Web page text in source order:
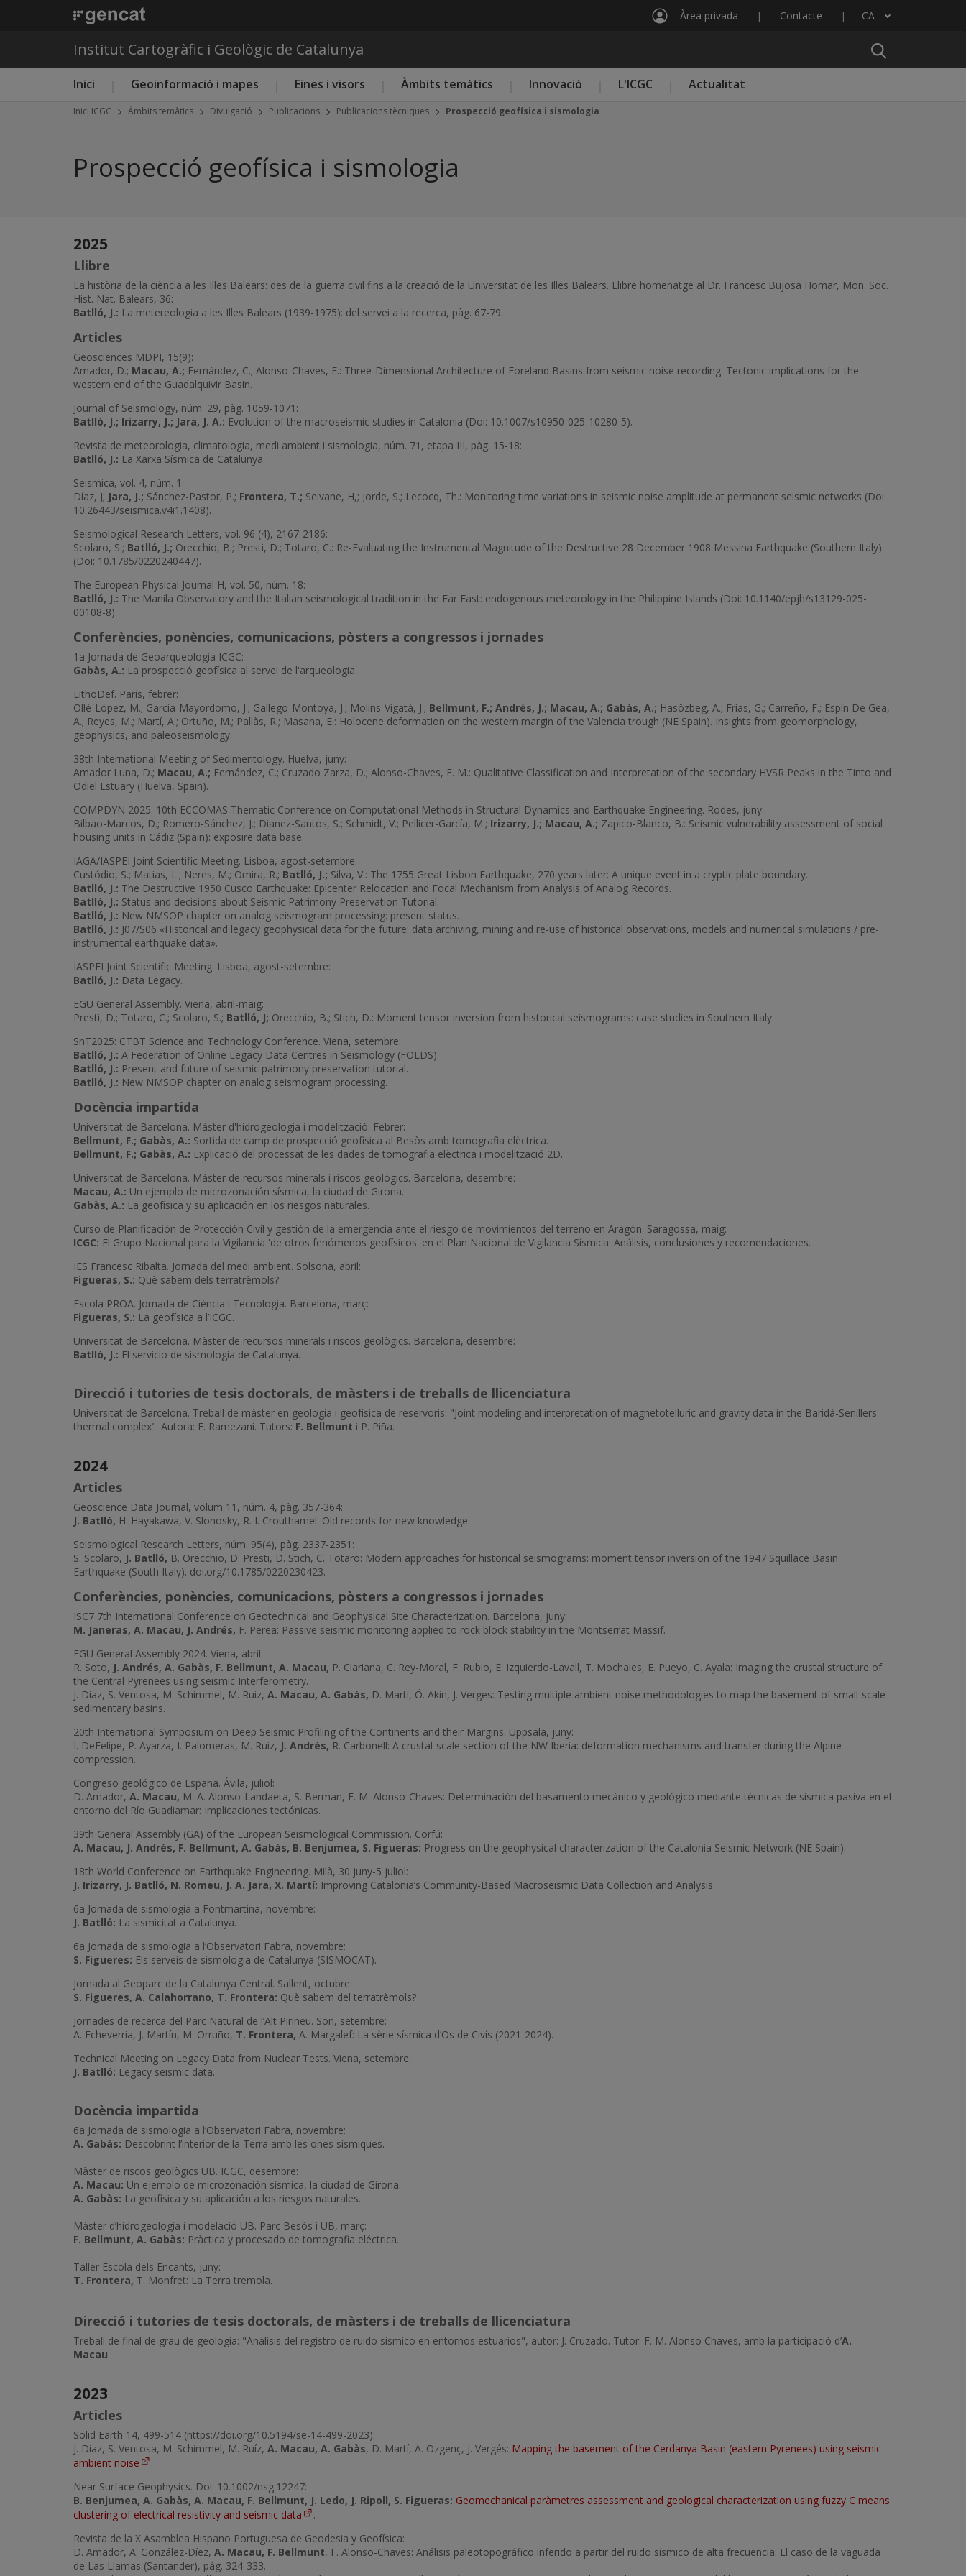
Àrea privada Contacte CA
Llista les accions addicionals
Institut Cartogràfic i Geològic de Catalunya
Menú principal ICGC
Inici Geoinformació i mapes Eines i visors Àmbits temàtics Innovació L'ICGC Actualitat
Inici ICGC Àmbits temàtics Divulgació Publicacions Publicacions tècniques Prospecció geofísica i sismologia
Prospecció geofísica i sismologia
2025
Llibre
La història de la ciència a les Illes Balears: des de la guerra civil fins a la creació de la Universitat de les Illes Balears. Llibre homenatge al Dr. Francesc Bujosa Homar, Mon. Soc.
Hist. Nat. Balears, 36:
Batlló, J.: La metereologia a les Illes Balears (1939-1975): del servei a la recerca, pàg. 67-79.
Articles
Geosciences MDPI, 15(9):
Amador, D.; Macau, A.; Fernández, C.; Alonso-Chaves, F.: Three-Dimensional Architecture of Foreland Basins from seismic noise recording: Tectonic implications for the
western end of the Guadalquivir Basin.
Journal of Seismology, núm. 29, pàg. 1059-1071:
Batlló, J.; Irizarry, J.; Jara, J. A.: Evolution of the macroseismic studies in Catalonia (Doi: 10.1007/s10950-025-10280-5).
Revista de meteorologia, climatologia, medi ambient i sismologia, núm. 71, etapa III, pàg. 15-18:
Batlló, J.: La Xarxa Sísmica de Catalunya.
Seismica, vol. 4, núm. 1:
Díaz, J; Jara, J.; Sánchez-Pastor, P.; Frontera, T.; Seivane, H,; Jorde, S.; Lecocq, Th.: Monitoring time variations in seismic noise amplitude at permanent seismic networks (Doi:
10.26443/seismica.v4i1.1408).
Seismological Research Letters, vol. 96 (4), 2167-2186:
Scolaro, S.; Batlló, J.; Orecchio, B.; Presti, D.; Totaro, C.: Re-Evaluating the Instrumental Magnitude of the Destructive 28 December 1908 Messina Earthquake (Southern Italy)
(Doi: 10.1785/0220240447).
The European Physical Journal H, vol. 50, núm. 18:
Batlló, J.: The Manila Observatory and the Italian seismological tradition in the Far East: endogenous meteorology in the Philippine Islands (Doi: 10.1140/epjh/s13129-025-
00108-8).
Conferències, ponències, comunicacions, pòsters a congressos i jornades
1a Jornada de Geoarqueologia ICGC:
Gabàs, A.: La prospecció geofísica al servei de l'arqueologia.
LithoDef. París, febrer:
Ollé-López, M.; García-Mayordomo, J.; Gallego-Montoya, J.; Molins-Vigatà, J.; Bellmunt, F.; Andrés, J.; Macau, A.; Gabàs, A.; Hasözbeg, A.; Frías, G.; Carreño, F.; Espín De Gea,
A.; Reyes, M.; Martí, A.; Ortuño, M.; Pallàs, R.; Masana, E.: Holocene deformation on the western margin of the Valencia trough (NE Spain). Insights from geomorphology,
geophysics, and paleoseismology.
38th International Meeting of Sedimentology. Huelva, juny:
Amador Luna, D.; Macau, A.; Fernández, C.; Cruzado Zarza, D.; Alonso-Chaves, F. M.: Qualitative Classification and Interpretation of the secondary HVSR Peaks in the Tinto and
Odiel Estuary (Huelva, Spain).
COMPDYN 2025. 10th ECCOMAS Thematic Conference on Computational Methods in Structural Dynamics and Earthquake Engineering. Rodes, juny:
Bilbao-Marcos, D.; Romero-Sánchez, J.; Dianez-Santos, S.; Schmidt, V.; Pellicer-García, M.; Irizarry, J.; Macau, A.; Zapico-Blanco, B.: Seismic vulnerability assessment of social
housing units in Cádiz (Spain): exposire data base.
IAGA/IASPEI Joint Scientific Meeting. Lisboa, agost-setembre:
Custódio, S.; Matias, L.; Neres, M.; Omira, R.; Batlló, J.; Silva, V.: The 1755 Great Lisbon Earthquake, 270 years later: A unique event in a cryptic plate boundary.
Batlló, J.: The Destructive 1950 Cusco Earthquake: Epicenter Relocation and Focal Mechanism from Analysis of Analog Records.
Batlló, J.: Status and decisions about Seismic Patrimony Preservation Tutorial.
Batlló, J.: New NMSOP chapter on analog seismogram processing: present status.
Batlló, J.: J07/S06 «Historical and legacy geophysical data for the future: data archiving, mining and re-use of historical observations, models and numerical simulations / pre-
instrumental earthquake data».
IASPEI Joint Scientific Meeting. Lisboa, agost-setembre:
Batlló, J.: Data Legacy.
EGU General Assembly. Viena, abril-maig:
Presti, D.; Totaro, C.; Scolaro, S.; Batlló, J; Orecchio, B.; Stich, D.: Moment tensor inversion from historical seismograms: case studies in Southern Italy.
SnT2025: CTBT Science and Technology Conference. Viena, setembre:
Batlló, J.: A Federation of Online Legacy Data Centres in Seismology (FOLDS).
Batlló, J.: Present and future of seismic patrimony preservation tutorial.
Batlló, J.: New NMSOP chapter on analog seismogram processing.
Docència impartida
Universitat de Barcelona. Màster d'hidrogeologia i modelització. Febrer:
Bellmunt, F.; Gabàs, A.: Sortida de camp de prospecció geofísica al Besòs amb tomografia elèctrica.
Bellmunt, F.; Gabàs, A.: Explicació del processat de les dades de tomografia elèctrica i modelització 2D.
Universitat de Barcelona. Màster de recursos minerals i riscos geològics. Barcelona, desembre:
Macau, A.: Un ejemplo de microzonación sísmica, la ciudad de Girona.
Gabàs, A.: La geofísica y su aplicación en los riesgos naturales.
Curso de Planificación de Protección Civil y gestión de la emergencia ante el riesgo de movimientos del terreno en Aragón. Saragossa, maig:
ICGC: El Grupo Nacional para la Vigilancia 'de otros fenómenos geofísicos' en el Plan Nacional de Vigilancia Sísmica. Análisis, conclusiones y recomendaciones.
IES Francesc Ribalta. Jornada del medi ambient. Solsona, abril:
Figueras, S.: Què sabem dels terratrèmols?
Escola PROA. Jornada de Ciència i Tecnologia. Barcelona, març:
Figueras, S.: La geofísica a l’ICGC.
Universitat de Barcelona. Màster de recursos minerals i riscos geològics. Barcelona, desembre:
Batlló, J.: El servicio de sismologia de Catalunya.
Direcció i tutories de tesis doctorals, de màsters i de treballs de llicenciatura
Universitat de Barcelona. Treball de màster en geologia i geofísica de reservoris: "Joint modeling and interpretation of magnetotelluric and gravity data in the Baridà-Senillers
thermal complex". Autora: F. Ramezani. Tutors: F. Bellmunt i P. Piña.
2024
Articles
Geoscience Data Journal, volum 11, núm. 4, pàg. 357-364:
J. Batlló, H. Hayakawa, V. Slonosky, R. I. Crouthamel: Old records for new knowledge.
Seismological Research Letters, núm. 95(4), pàg. 2337-2351:
S. Scolaro, J. Batlló, B. Orecchio, D. Presti, D. Stich, C. Totaro: Modern approaches for historical seismograms: moment tensor inversion of the 1947 Squillace Basin
Earthquake (South Italy). doi.org/10.1785/0220230423.
Conferències, ponències, comunicacions, pòsters a congressos i jornades
ISC7 7th International Conference on Geotechnical and Geophysical Site Characterization. Barcelona, juny:
M. Janeras, A. Macau, J. Andrés, F. Perea: Passive seismic monitoring applied to rock block stability in the Montserrat Massif.
EGU General Assembly 2024. Viena, abril:
R. Soto, J. Andrés, A. Gabàs, F. Bellmunt, A. Macau, P. Clariana, C. Rey-Moral, F. Rubio, E. Izquierdo-Lavall, T. Mochales, E. Pueyo, C. Ayala: Imaging the crustal structure of
the Central Pyrenees using seismic Interferometry.
J. Diaz, S. Ventosa, M. Schimmel, M. Ruiz, A. Macau, A. Gabàs, D. Martí, Ö. Akin, J. Verges: Testing multiple ambient noise methodologies to map the basement of small-scale
sedimentary basins.
20th International Symposium on Deep Seismic Profiling of the Continents and their Margins. Uppsala, juny:
I. DeFelipe, P. Ayarza, I. Palomeras, M. Ruiz, J. Andrés, R. Carbonell: A crustal-scale section of the NW Iberia: deformation mechanisms and transfer during the Alpine
compression.
Congreso geológico de España. Ávila, juliol:
D. Amador, A. Macau, M. A. Alonso-Landaeta, S. Berman, F. M. Alonso-Chaves: Determinación del basamento mecánico y geológico mediante técnicas de sísmica pasiva en el
entorno del Río Guadiamar: Implicaciones tectónicas.
39th General Assembly (GA) of the European Seismological Commission. Corfú:
A. Macau, J. Andrés, F. Bellmunt, A. Gabàs, B. Benjumea, S. Figueras: Progress on the geophysical characterization of the Catalonia Seismic Network (NE Spain).
18th World Conference on Earthquake Engineering. Milà, 30 juny-5 juliol:
J. Irizarry, J. Batlló, N. Romeu, J. A. Jara, X. Martí: Improving Catalonia’s Community-Based Macroseismic Data Collection and Analysis.
6a Jornada de sismologia a Fontmartina, novembre:
J. Batlló: La sismicitat a Catalunya.
6a Jornada de sismologia a l’Observatori Fabra, novembre:
S. Figueres: Els serveis de sismologia de Catalunya (SISMOCAT).
Jornada al Geoparc de la Catalunya Central. Sallent, octubre:
S. Figueres, A. Calahorrano, T. Frontera: Què sabem del terratrèmols?
Jornades de recerca del Parc Natural de l’Alt Pirineu. Son, setembre:
A. Echeverria, J. Martín, M. Orruño, T. Frontera, A. Margalef: La sèrie sísmica d’Os de Civís (2021-2024).
Technical Meeting on Legacy Data from Nuclear Tests. Viena, setembre:
J. Batlló: Legacy seismic data.
Docència impartida
6a Jornada de sismologia a l’Observatori Fabra, novembre:
A. Gabàs: Descobrint l’interior de la Terra amb les ones sísmiques.
Màster de riscos geològics UB. ICGC, desembre:
A. Macau: Un ejemplo de microzonación sísmica, la ciudad de Girona.
A. Gabàs: La geofísica y su aplicación a los riesgos naturales.
Màster d’hidrogeologia i modelació UB. Parc Besòs i UB, març:
F. Bellmunt, A. Gabàs: Pràctica y procesado de tomografia eléctrica.
Taller Escola dels Encants, juny:
T. Frontera, T. Monfret: La Terra tremola.
Direcció i tutories de tesis doctorals, de màsters i de treballs de llicenciatura
Treball de final de grau de geologia: "Análisis del registro de ruido sísmico en entornos estuarios", autor: J. Cruzado. Tutor: F. M. Alonso Chaves, amb la participació d’A.
Macau.
2023
Articles
Solid Earth 14, 499-514 (https://doi.org/10.5194/se-14-499-2023):
J. Diaz, S. Ventosa, M. Schimmel, M. Ruíz, A. Macau, A. Gabàs, D. Martí, A. Ozgenç, J. Vergés: Mapping the basement of the Cerdanya Basin (eastern Pyrenees) using seismic
ambient noise
.
Near Surface Geophysics. Doi: 10.1002/nsg.12247:
B. Benjumea, A. Gabàs, A. Macau, F. Bellmunt, J. Ledo, J. Ripoll, S. Figueras: Geomechanical paràmetres assessment and geological characterization using fuzzy C means
clustering of electrical resistivity and seismic data
.
Revista de la X Asamblea Hispano Portuguesa de Geodesia y Geofísica:
D. Amador, A. González-Díez, A. Macau, F. Bellmunt, F. Alonso-Chaves: Análisis paleotopográfico inferido a partir del ruido sísmico de alta frecuencia: El caso de la vaguada
de Las Llamas (Santander), pàg. 324-333.